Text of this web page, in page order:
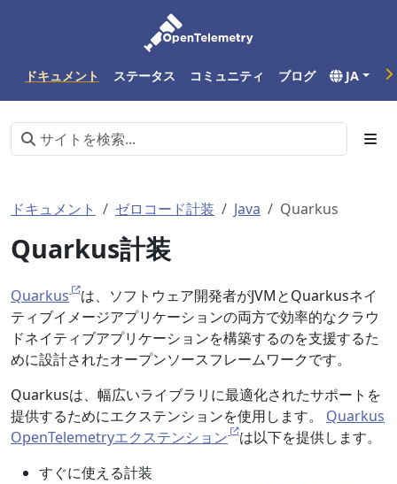
ドキュメント ステータス コミュニティ ブログ JA
ドキュメント ゼロコード計装 Java Quarkus
Quarkus計装
Quarkus
は、ソフトウェア開発者がJVMとQuarkusネイ
ティブイメージアプリケーションの両方で効率的なクラウ
ドネイティブアプリケーションを構築するのを支援するた
めに設計されたオープンソースフレームワークです。
Quarkusは、幅広いライブラリに最適化されたサポートを
提供するためにエクステンションを使用します。 Quarkus
OpenTelemetryエクステンション
は以下を提供します。
すぐに使える計装